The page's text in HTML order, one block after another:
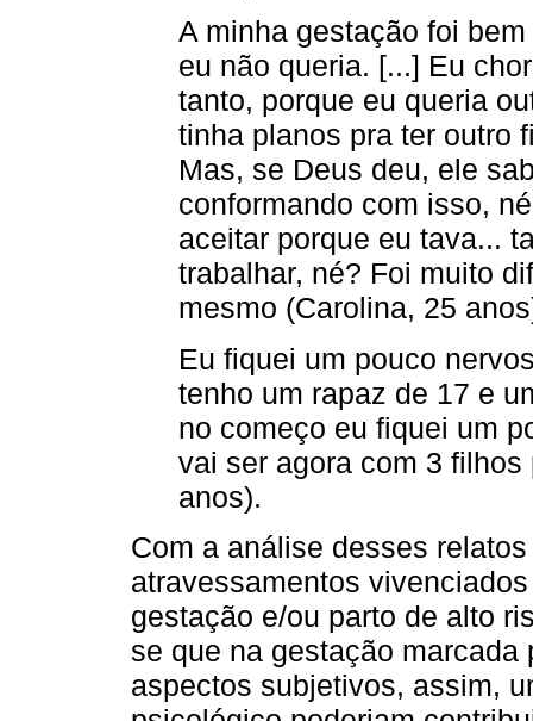
A minha gestação foi
eu não queria. [...] Eu
tanto, porque eu queria
tinha planos pra ter outro
Mas, se Deus deu, ele
conformando com isso,
aceitar porque eu tava...
trabalhar, né? Foi muito
mesmo (Carolina, 25
Eu fiquei um pouco
tenho um rapaz de 17 e
no começo eu fiquei um
vai ser agora com 3
anos).
Com a análise desses
atravessamentos
gestação e/ou parto de alto
se que na gestação
aspectos subjetivos, assim,